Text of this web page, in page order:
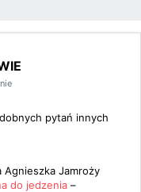
pytań innych
Agnieszka Jamroży
do jedzenia –